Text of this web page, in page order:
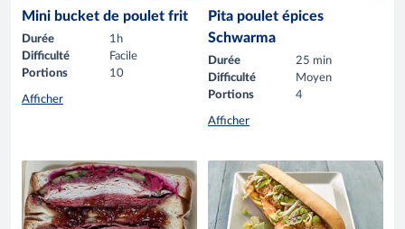
Mini bucket de poulet frit
Durée
1h
Difficulté
Facile
Portions
10
Afficher
Pita poulet épices
Schwarma
Durée
25 min
Difficulté
Moyen
Portions
4
Afficher